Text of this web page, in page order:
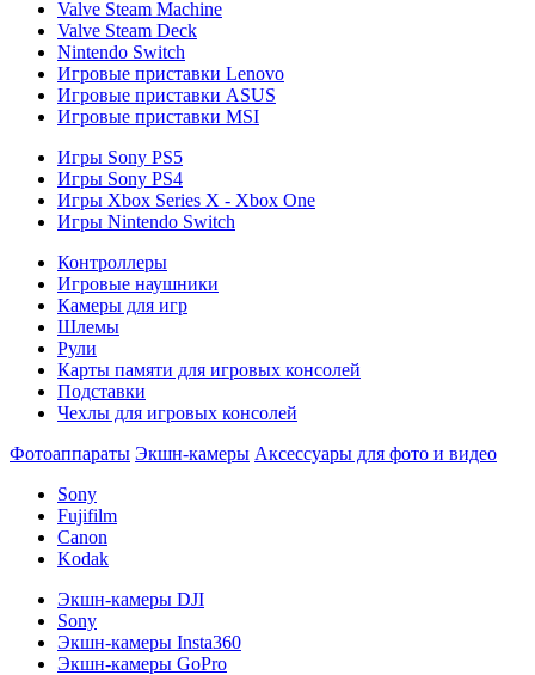
Valve Steam Machine
Valve Steam Deck
Nintendo Switch
Игровые приставки Lenovo
Игровые приставки ASUS
Игровые приставки MSI
Игры Sony PS5
Игры Sony PS4
Игры Xbox Series X - Xbox One
Игры Nintendo Switch
Контроллеры
Игровые наушники
Камеры для игр
Шлемы
Рули
Карты памяти для игровых консолей
Подставки
Чехлы для игровых консолей
Фотоаппараты Экшн-камеры Аксессуары для фото и видео
Sony
Fujifilm
Canon
Kodak
Экшн-камеры DJI
Sony
Экшн-камеры Insta360
Экшн-камеры GoPro